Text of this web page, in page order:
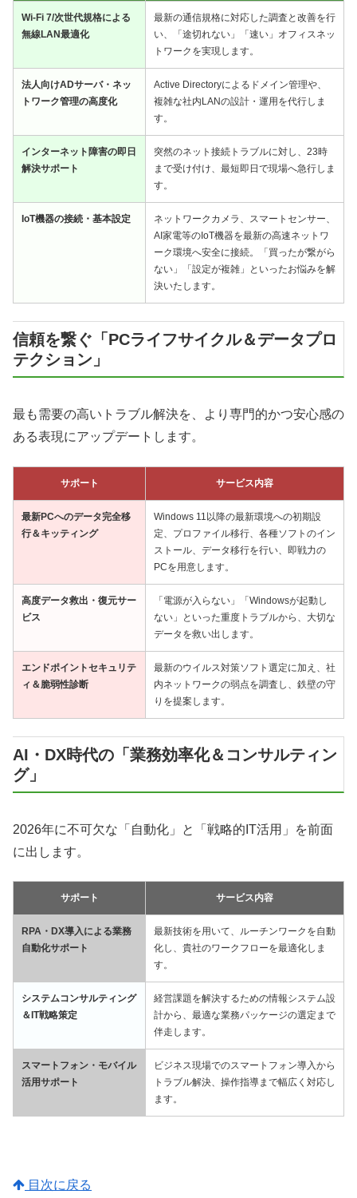
Wi-Fi 7/次世代規格による
無線LAN最適化
最新の通信規格に対応した調査と改善を行
い、「途切れない」「速い」オフィスネッ
トワークを実現します。
法人向けADサーバ・ネッ
トワーク管理の高度化
Active Directoryによるドメイン管理や、
複雑な社内LANの設計・運用を代行しま
す。
インターネット障害の即日
解決サポート
突然のネット接続トラブルに対し、23時
まで受け付け、最短即日で現場へ急行しま
す。
IoT機器の接続・基本設定
ネットワークカメラ、スマートセンサー、
AI家電等のIoT機器を最新の高速ネットワ
ーク環境へ安全に接続。「買ったが繋がら
ない」「設定が複雑」といったお悩みを解
決いたします。
信頼を繋ぐ「PCライフサイクル＆データプロ
テクション」
最も需要の高いトラブル解決を、より専門的かつ安心感の
ある表現にアップデートします。
サポート サービス内容
最新PCへのデータ完全移
行＆キッティング
Windows 11以降の最新環境への初期設
定、プロファイル移行、各種ソフトのイン
ストール、データ移行を行い、即戦力の
PCを用意します。
高度データ救出・復元サー
ビス
「電源が入らない」「Windowsが起動し
ない」といった重度トラブルから、大切な
データを救い出します。
エンドポイントセキュリテ
ィ＆脆弱性診断
最新のウイルス対策ソフト選定に加え、社
内ネットワークの弱点を調査し、鉄壁の守
りを提案します。
AI・DX時代の「業務効率化＆コンサルティン
グ」
2026年に不可欠な「自動化」と「戦略的IT活用」を前面
に出します。
サポート サービス内容
RPA・DX導入による業務
自動化サポート
最新技術を用いて、ルーチンワークを自動
化し、貴社のワークフローを最適化しま
す。
システムコンサルティング
＆IT戦略策定
経営課題を解決するための情報システム設
計から、最適な業務パッケージの選定まで
伴走します。
スマートフォン・モバイル
活用サポート
ビジネス現場でのスマートフォン導入から
トラブル解決、操作指導まで幅広く対応し
ます。
目次に戻る